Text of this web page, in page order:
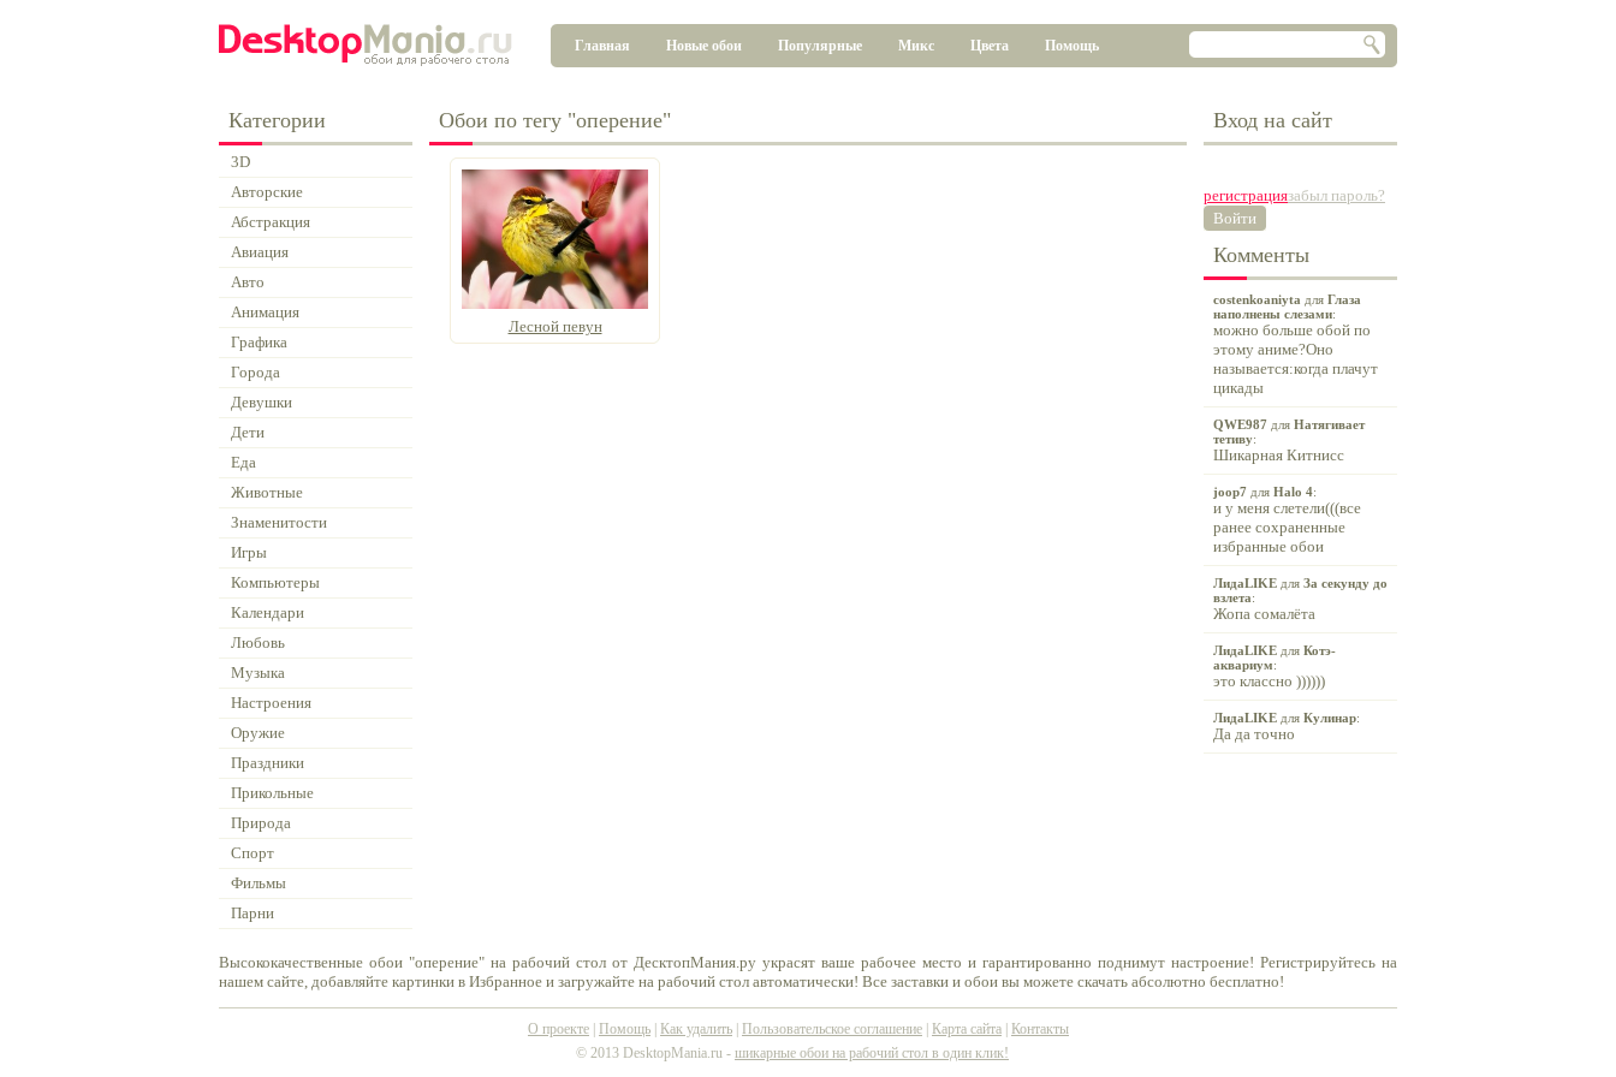
Главная Новые обои Популярные Микс Цвета Помощь
Категории
3D
Авторские
Абстракция
Авиация
Авто
Анимация
Графика
Города
Девушки
Дети
Еда
Животные
Знаменитости
Игры
Компьютеры
Календари
Любовь
Музыка
Настроения
Оружие
Праздники
Прикольные
Природа
Спорт
Фильмы
Парни
Обои по тегу "оперение"
Лесной певун
Вход на сайт
регистрациязабыл пароль?
Войти
Комменты
costenkoaniyta для Глаза
наполнены слезами:
можно больше обой по
этому аниме?Оно
называется:когда плачут
цикады
QWE987 для Натягивает
тетиву:
Шикарная Китнисс
joop7 для Halo 4:
и у меня слетели(((все
ранее сохраненные
избранные обои
ЛидаLIKE для За секунду до
взлета:
Жопа сомалёта
ЛидаLIKE для Котэ-
аквариум:
это классно ))))))
ЛидаLIKE для Кулинар:
Да да точно
Высококачественные обои "оперение" на рабочий стол от ДесктопМания.ру украсят ваше рабочее место и гарантированно поднимут настроение! Регистрируйтесь на
нашем сайте, добавляйте картинки в Избранное и загружайте на рабочий стол автоматически! Все заставки и обои вы можете скачать абсолютно бесплатно!
О проекте Помощь Как удалить Пользовательское соглашение Карта сайта
Контакты
© 2013 DesktopMania.ru - шикарные обои на рабочий стол в один клик!